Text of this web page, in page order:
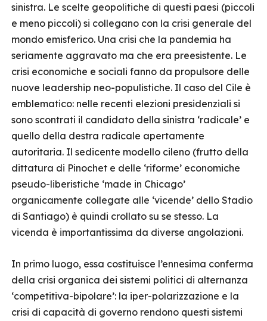
sinistra. Le scelte geopolitiche di questi paesi (piccoli
e meno piccoli) si collegano con la crisi generale del
mondo emisferico. Una crisi che la pandemia ha
seriamente aggravato ma che era preesistente. Le
crisi economiche e sociali fanno da propulsore delle
nuove leadership neo-populistiche. Il caso del Cile è
emblematico: nelle recenti elezioni presidenziali si
sono scontrati il candidato della sinistra ‘radicale’ e
quello della destra radicale apertamente
autoritaria. Il sedicente modello cileno (frutto della
dittatura di Pinochet e delle ‘riforme’ economiche
pseudo-liberistiche ‘made in Chicago’
organicamente collegate alle ‘vicende’ dello Stadio
di Santiago) è quindi crollato su se stesso. La
vicenda è importantissima da diverse angolazioni.
In primo luogo, essa costituisce l’ennesima conferma
della crisi organica dei sistemi politici di alternanza
‘competitiva-bipolare’: la iper-polarizzazione e la
crisi di capacità di governo rendono questi sistemi